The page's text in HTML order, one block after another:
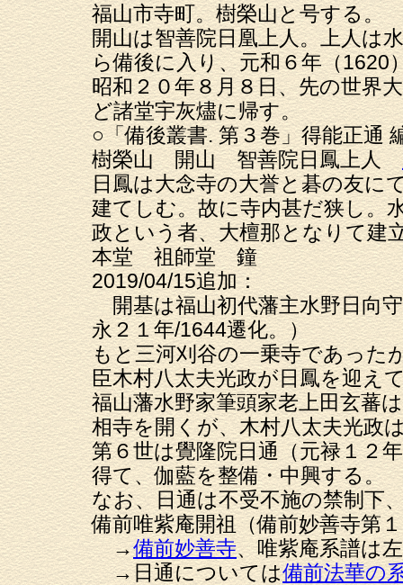
福山市寺町。樹榮山と号する。
開山は智善院日凰上人。上人は
ら備後に入り、元和６年（1620
昭和２０年８月８日、先の世界
ど諸堂宇灰燼に帰す。
○「備後叢書. 第３巻」得能正通
樹榮山 開山 智善院日鳳上人
日鳳は大念寺の大誉と碁の友に
建てしむ。故に寺内甚だ狭し。
政という者、大檀那となりて建
本堂 祖師堂 鐘
2019/04/15追加：
開基は福山初代藩主水野日向
永２１年/1644遷化。）
もと三河刈谷の一乗寺であった
臣木村八太夫光政が日鳳を迎え
福山藩水野家筆頭家老上田玄蕃
相寺を開くが、木村八太夫光政
第６世は覺隆院日通（元禄１２
得て、伽藍を整備・中興する。
なお、日通は不受不施の禁制下
備前唯紫庵開祖（備前妙善寺第
→備前妙善寺、唯紫庵系譜は
→日通については備前法華の